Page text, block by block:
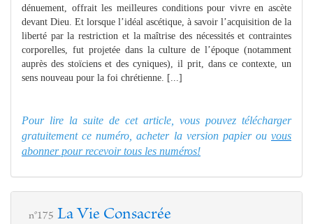
dénuement, offrait les meilleures conditions pour vivre en ascète
devant Dieu. Et lorsque l’idéal ascétique, à savoir l’acquisition de la
liberté par la restriction et la maîtrise des nécessités et contraintes
corporelles, fut projetée dans la culture de l’époque (notamment
auprès des stoïciens et des cyniques), il prit, dans ce contexte, un
sens nouveau pour la foi chrétienne. [...]
Pour lire la suite de cet article, vous pouvez télécharger
gratuitement ce numéro, acheter la version papier ou vous
abonner pour recevoir tous les numéros!
n°175 La Vie Consacrée